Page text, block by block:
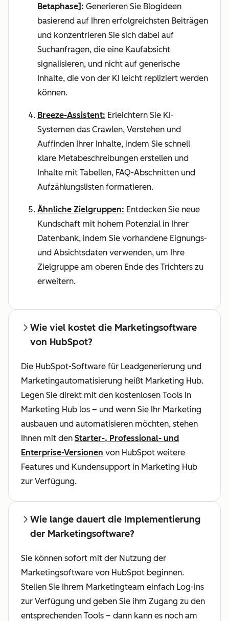
Betaphase]: Generieren Sie Blogideen
basierend auf Ihren erfolgreichsten Beiträgen
und konzentrieren Sie sich dabei auf
Suchanfragen, die eine Kaufabsicht
signalisieren, und nicht auf generische
Inhalte, die von der KI leicht repliziert werden
können.
Breeze-Assistent: Erleichtern Sie KI-
Systemen das Crawlen, Verstehen und
Auffinden Ihrer Inhalte, indem Sie schnell
klare Metabeschreibungen erstellen und
Inhalte mit Tabellen, FAQ-Abschnitten und
Aufzählungslisten formatieren.
Ähnliche Zielgruppen: Entdecken Sie neue
Kundschaft mit hohem Potenzial in Ihrer
Datenbank, indem Sie vorhandene Eignungs-
und Absichtsdaten verwenden, um Ihre
Zielgruppe am oberen Ende des Trichters zu
erweitern.
Wie viel kostet die Marketingsoftware
von HubSpot?
Die HubSpot-Software für Leadgenerierung und
Marketingautomatisierung heißt Marketing Hub.
Legen Sie direkt mit den kostenlosen Tools in
Marketing Hub los – und wenn Sie Ihr Marketing
ausbauen und automatisieren möchten, stehen
Ihnen mit den Starter-, Professional- und
Enterprise-Versionen von HubSpot weitere
Features und Kundensupport in Marketing Hub
zur Verfügung.
Wie lange dauert die Implementierung
der Marketingsoftware?
Sie können sofort mit der Nutzung der
Marketingsoftware von HubSpot beginnen.
Stellen Sie Ihrem Marketingteam einfach Log-ins
zur Verfügung und geben Sie ihm Zugang zu den
entsprechenden Tools – dann kann es noch am